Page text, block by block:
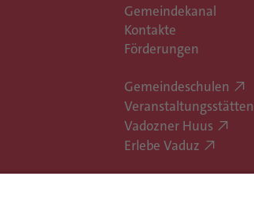
Gemeindekanal
Kontakte
Förderungen
Gemeindeschulen
Veranstaltungsstätten
Vadozner Huus
Erlebe Vaduz